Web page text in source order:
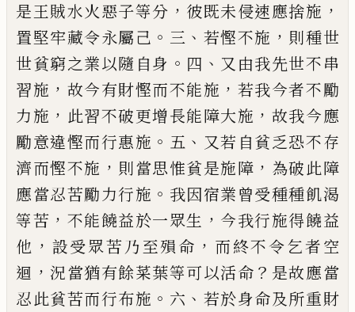
是王賊水火惡子等分 ， 彼既未侵速應捨施 ，
置堅牢藏令永屬己 。 三 、 若慳不施 ， 則種世
世貧窮之業以隨 自身 。 四 、 又由我先世不串
習施 ， 故今有財慳而不能施 ， 若我今者不勵
力施 ， 此習不破更增長能障大施 ， 故我今應
勵意違慳而行惠施 。 五 、 又若自貧乏恐不存
濟而慳不施 ， 則當思惟貧是施障 ， 為破此障
應當忍苦勵力行施 。 我因宿業曾受種種飢渴
等苦 ， 不能饒益於一眾生 ， 今我行施得饒益
他 ， 設受眾苦乃至殞命 ， 而終不令乞者空
迴 ，況當猶有餘菜葉等可以活命 ？ 是故應當
忍此貧苦而行布施 。 六 、 若於身命及所重財